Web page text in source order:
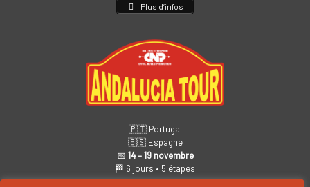
Plus d’infos
🇵🇹 Portugal
🇪🇸 Espagne
📅 14 – 19 novembre
🏁 6 jours • 5 étapes